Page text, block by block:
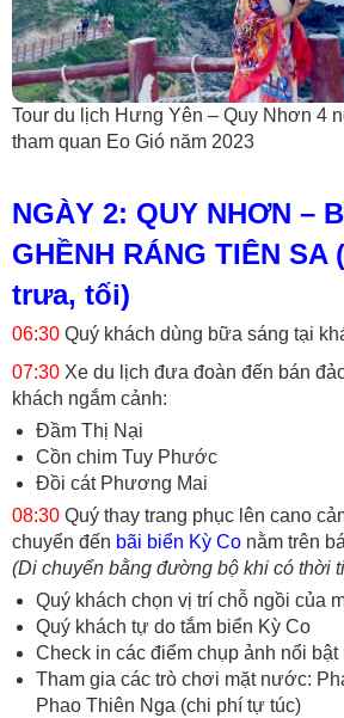
Tour du lịch Hưng Yên – Quy Nhơn 4
tham quan Eo Gió năm 2023
NGÀY 2: QUY NHƠN –
GHỀNH RÁNG TIÊN SA
trưa, tối)
06:30 Quý khách dùng bữa sáng tại
07:30 Xe du lịch đưa đoàn đến bán
khách ngắm cảnh:
Đầm Thị Nại
Cồn chim Tuy Phước
Đồi cát Phương Mai
08:30 Quý thay trang phục lên cano
chuyển đến bãi biển Kỳ Co nằm trên
(Di chuyển bằng đường bộ khi có thời
Quý khách chọn vị trí chỗ ngồi của
Quý khách tự do tắm biển Kỳ Co
Check in các điểm chụp ảnh nổi bật
Tham gia các trò chơi mặt nước:
Phao Thiên Nga (chi phí tự túc)